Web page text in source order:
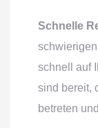
Schnelle
schnell auf
sind bereit,
betreten